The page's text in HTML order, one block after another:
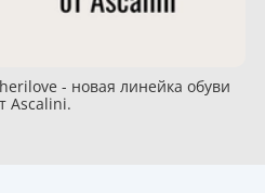
- новая линейка обуви
Ascalini.